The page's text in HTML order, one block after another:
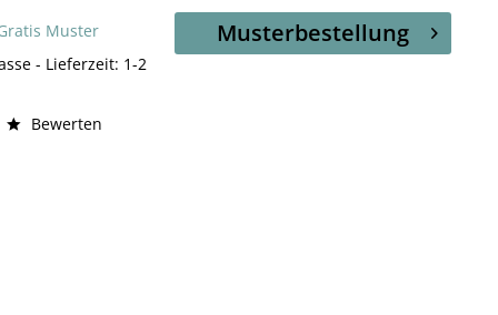
Musterbestellung
Muster
- Lieferzeit: 1-2
Bewerten